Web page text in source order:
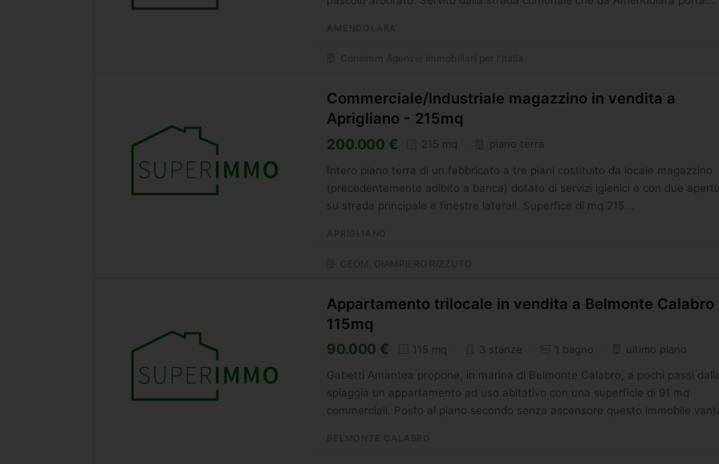
Commerciale/Industriale magazzino in vendita a
Aprigliano - 215mq
200.000 € 215 mq piano terra
Intero piano terra di un fabbricato a tre piani costituito da locale magazzino
(precedentemente adibito a banca) dotato di servizi igienici e con due
su strada principale e finestre laterali. Superfice di mq.215...
Appartamento trilocale in vendita a Belmonte Calabro
115mq
90.000 € 115 mq 3 stanze 1 bagno ultimo piano
Gabetti Amantea propone, in marina di Belmonte Calabro, a pochi passi
spiaggia un appartamento ad uso abitativo con una superficie di 91 mq
commerciali. Posto al piano secondo senza ascensore questo immobile